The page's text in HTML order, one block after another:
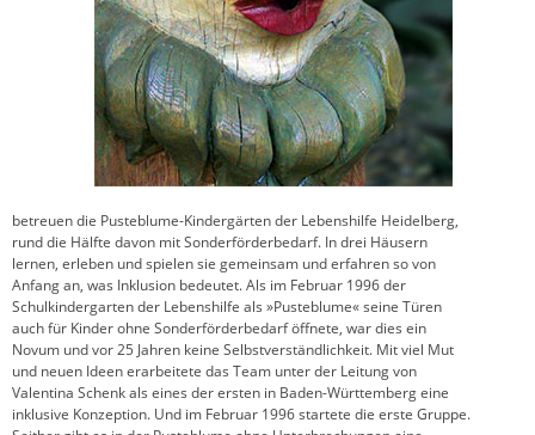
betreuen die Pusteblume-Kindergärten der Lebenshilfe Heidelberg,
rund die Hälfte davon mit Sonderförderbedarf. In drei Häusern
lernen, erleben und spielen sie gemeinsam und erfahren so von
Anfang an, was Inklusion bedeutet. Als im Februar 1996 der
Schulkindergarten der Lebenshilfe als »Pusteblume« seine Türen
auch für Kinder ohne Sonderförderbedarf öffnete, war dies ein
Novum und vor 25 Jahren keine Selbstverständlichkeit. Mit viel Mut
und neuen Ideen erarbeitete das Team unter der Leitung von
Valentina Schenk als eines der ersten in Baden-Württemberg eine
inklusive Konzeption. Und im Februar 1996 startete die erste Gruppe.